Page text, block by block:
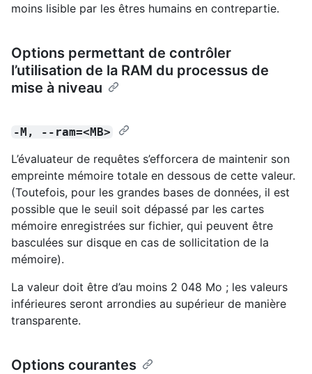
moins lisible par les êtres humains en contrepartie.
Options permettant de contrôler
l’utilisation de la RAM du processus de
mise à niveau
-M, --ram=<MB>
L’évaluateur de requêtes s’efforcera de maintenir son
empreinte mémoire totale en dessous de cette valeur.
(Toutefois, pour les grandes bases de données, il est
possible que le seuil soit dépassé par les cartes
mémoire enregistrées sur fichier, qui peuvent être
basculées sur disque en cas de sollicitation de la
mémoire).
La valeur doit être d’au moins 2 048 Mo ; les valeurs
inférieures seront arrondies au supérieur de manière
transparente.
Options courantes